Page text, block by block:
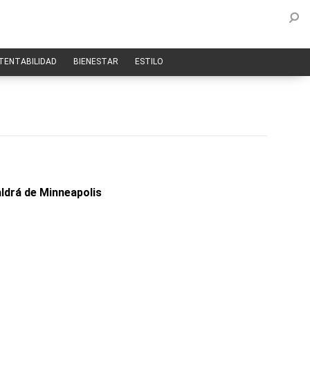
BIENESTAR ESTILO
de Minneapolis